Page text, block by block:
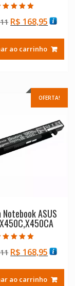
5.00
de 5
O
original
era:
R$ 168,95O
atual
é:
ao carrinho
OFERTA!
ASUS
5.00
de 5
O
original
R$ 168,95O
atual
ao carrinho